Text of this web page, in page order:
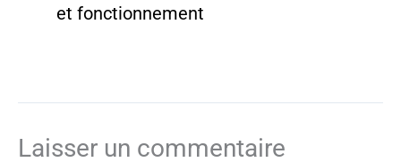
et fonctionnement
Laisser un commentaire